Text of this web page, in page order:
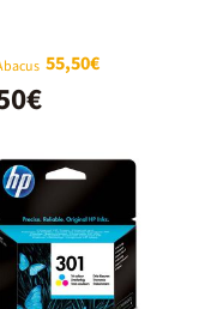
55,50€